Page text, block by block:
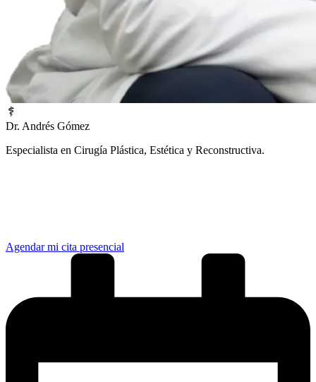
Dr. Andrés Gómez
Especialista en Cirugía Plástica, Estética y Reconstructiva.
Agendar mi cita presencial